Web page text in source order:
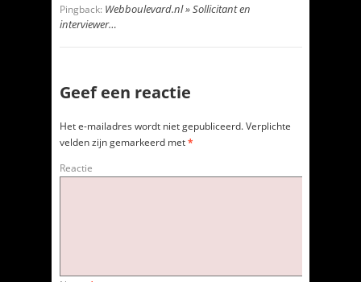
Pingback: Webboulevard.nl » Sollicitant en
interviewer…
Geef een reactie
Het e-mailadres wordt niet gepubliceerd. Verplichte
velden zijn gemarkeerd met*
Reactie